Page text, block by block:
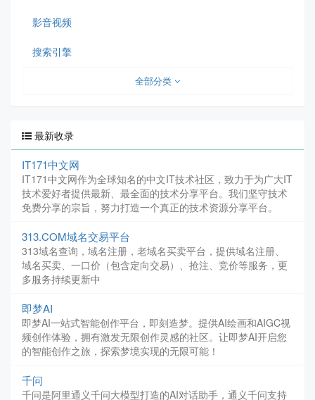
影音视频
搜索引擎
全部分类
最新收录
IT171中文网
IT171中文网作为全球知名的中文IT技术社区，致力于为广大IT
技术爱好者提供最新、最全面的技术分享平台。我们坚守技术
免费分享的宗旨，努力打造一个真正的技术资源分享平台。
313.COM域名交易平台
313域名查询，域名注册，老域名买卖平台，提供域名注册、
域名买卖、一口价（包含定向交易）、抢注、竞价等服务，更
多服务持续更新中
即梦AI
即梦AI一站式智能创作平台，即刻造梦。提供AI绘画和AIGC视
频创作体验，拥有激发无限创作灵感的社区。让即梦AI开启您
的智能创作之旅，探索梦境实现的无限可能！
千问
千问是阿里通义千问大模型打造的AI对话助手，通义千问支持